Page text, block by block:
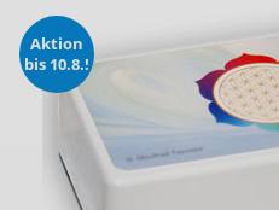
Aktion
bis 10.8.!